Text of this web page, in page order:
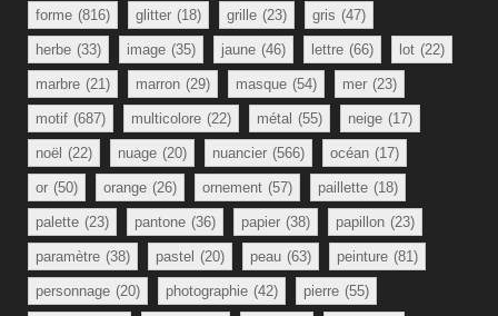
forme (816) glitter (18) grille (23) gris (47)
herbe (33) image (35) jaune (46) lettre (66) lot (22)
marbre (21) marron (29) masque (54) mer (23)
motif (687) multicolore (22) métal (55) neige (17)
noël (22) nuage (20) nuancier (566) océan (17)
or (50) orange (26) ornement (57) paillette (18)
palette (23) pantone (36) papier (38) papillon (23)
paramètre (38) pastel (20) peau (63) peinture (81)
personnage (20) photographie (42) pierre (55)